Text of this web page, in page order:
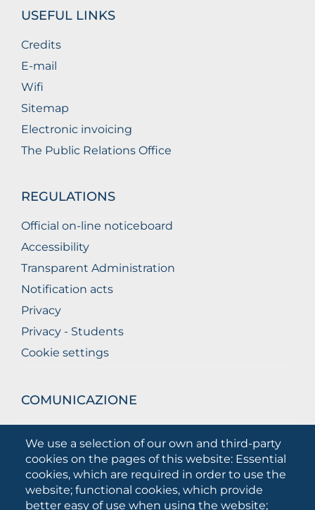
We use a selection of our own and third-party
cookies on the pages of this website: Essential
cookies, which are required in order to use the
website; functional cookies, which provide
better easy of use when using the website;
USEFUL LINKS
Credits
E-mail
Wifi
Sitemap
Electronic invoicing
The Public Relations Office
REGULATIONS
Official on-line noticeboard
Accessibility
Transparent Administration
Notification acts
Privacy
Privacy - Students
Cookie settings
COMUNICAZIONE
What they are saying about us
Press releases
Communication Campaigns
Campagna 5xmille